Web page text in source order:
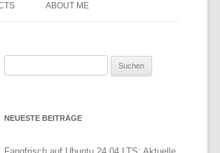
ABOUT ME
NEUESTE BEITRÄGE